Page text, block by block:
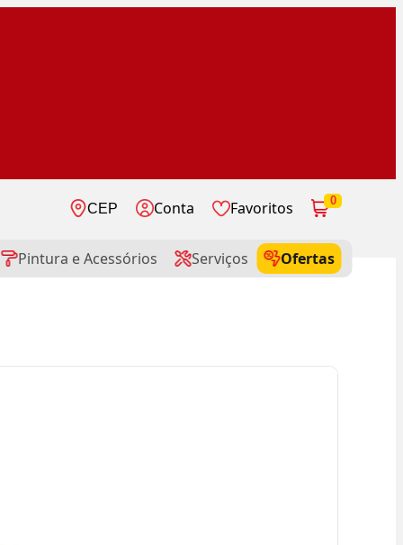
CEP Conta Favoritos 0
Pintura e Acessórios Serviços
Ofertas